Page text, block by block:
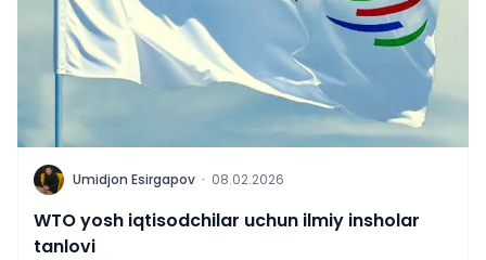
U Umidjon Esirgapov · 08.02.2026
WTO yosh iqtisodchilar uchun ilmiy insholar
tanlovi